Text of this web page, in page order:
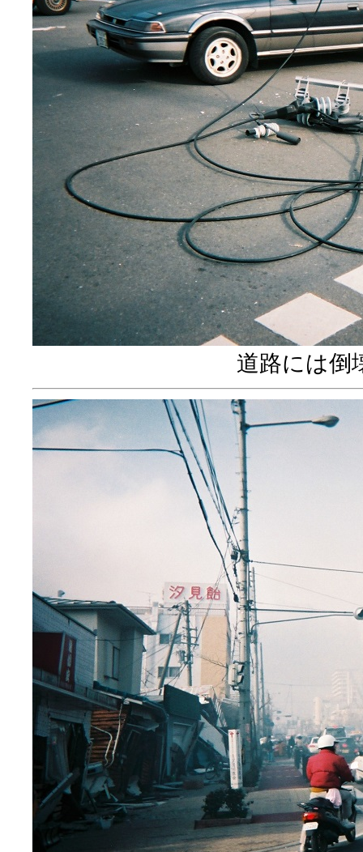
道路には倒